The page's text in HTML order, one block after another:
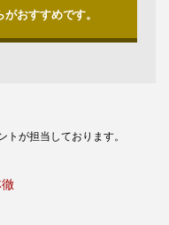
おすすめです。
トが担当しております。